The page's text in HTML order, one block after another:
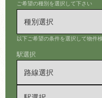
ご希望の種別を選択して下さい
以下ご希望の条件を選択して物件
駅選択